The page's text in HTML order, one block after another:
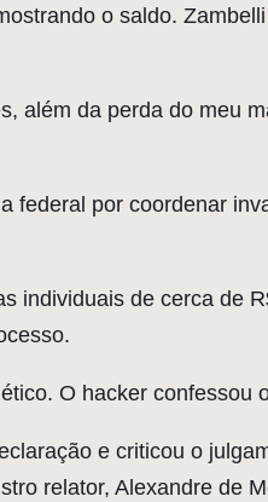
o saldo.
além da perda do meu
federal por coordenar
individuais de cerca de
O hacker confessou
e criticou o
relator, Alexandre de